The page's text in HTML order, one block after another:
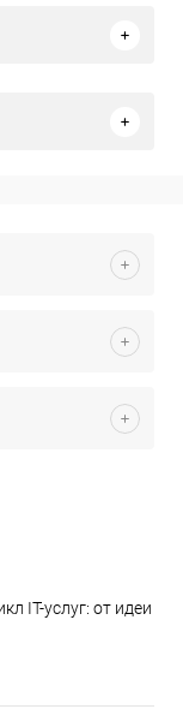
IT-услуг: от идеи